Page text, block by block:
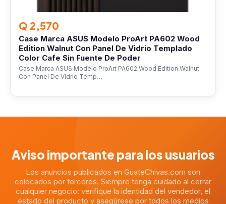
Q 2,570
Case Marca ASUS Modelo ProArt PA602 Wood
Edition Walnut Con Panel De Vidrio Templado
Color Cafe Sin Fuente De Poder
Case Marca ASUS Modelo ProArt PA602 Wood Edition Walnut
Con Panel De Vidrio Temp…
Aviso importante para los usuarios
Los anuncios publicados en GuateChivas.com son
colocados por terceros. Siempre tenga cuidado al cerrar
cualquier negocio: verifique la identidad del vendedor, el
estado del producto y asegúrese por todos los medios